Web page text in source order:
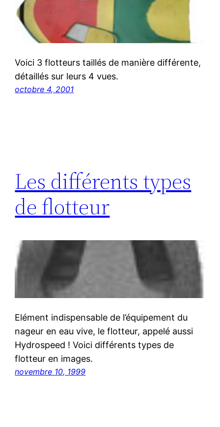
Voici 3 flotteurs taillés de manière différente,
détaillés sur leurs 4 vues.
octobre 4, 2001
Les différents types
de flotteur
Elément indispensable de l’équipement du
nageur en eau vive, le flotteur, appelé aussi
Hydrospeed ! Voici différents types de
flotteur en images.
novembre 10, 1999